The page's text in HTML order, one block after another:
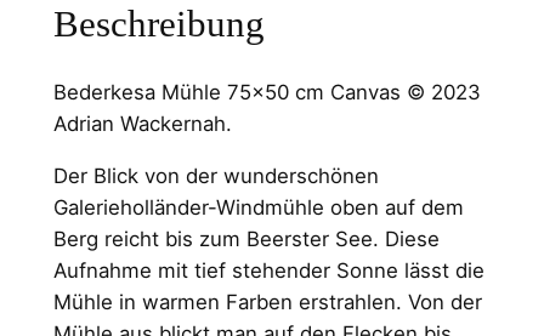
Beschreibung
Bederkesa Mühle 75×50 cm Canvas © 2023
Adrian Wackernah.
Der Blick von der wunderschönen
Galerieholländer-Windmühle oben auf dem
Berg reicht bis zum Beerster See. Diese
Aufnahme mit tief stehender Sonne lässt die
Mühle in warmen Farben erstrahlen. Von der